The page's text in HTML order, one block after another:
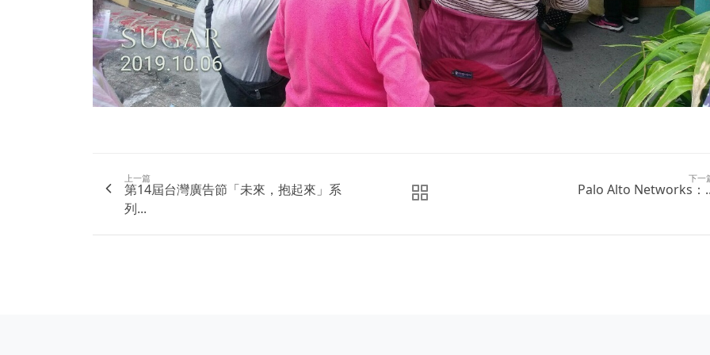
上一篇
第14屆台灣廣告節「未來，抱起來」系
列...
下一
Palo Alto Networks：